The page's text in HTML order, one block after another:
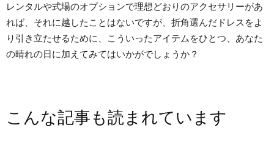
レンタルや式場のオプションで理想どおりのアクセサリーがあ
れば、それに越したことはないですが、折角選んだドレスをよ
り引き立たせるために、こういったアイテムをひとつ、あなた
の晴れの日に加えてみてはいかがでしょうか？
こんな記事も読まれています